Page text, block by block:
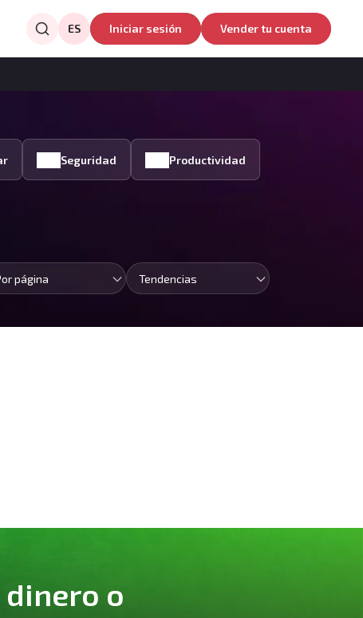
ES Iniciar sesión Vender tu cuenta
Seguridad Productividad
página Tendencias
o